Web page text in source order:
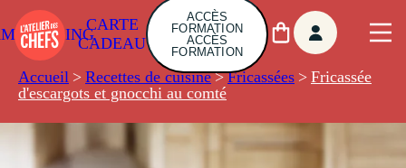
CARTE
CADEAU
ACCÈS
FORMATION
ACCÈS
FORMATION
Accueil > Recettes de cuisine > Fricassées > Fricassée
d'escargots et gnocchi au comté